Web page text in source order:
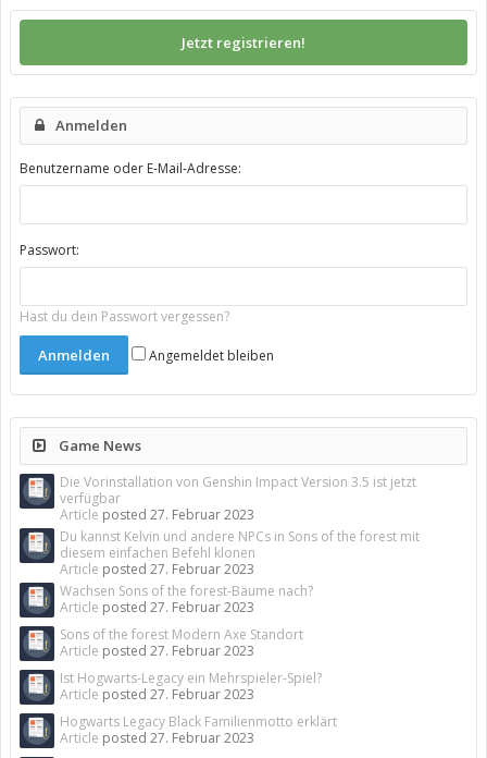
Jetzt registrieren!
Anmelden
Benutzername oder E-Mail-Adresse:
Passwort:
Hast du dein Passwort vergessen?
Angemeldet bleiben
Game News
Die Vorinstallation von Genshin Impact Version 3.5 ist jetzt
verfügbar
Article posted 27. Februar 2023
Du kannst Kelvin und andere NPCs in Sons of the forest mit
diesem einfachen Befehl klonen
Article posted 27. Februar 2023
Wachsen Sons of the forest-Bäume nach?
Article posted 27. Februar 2023
Sons of the forest Modern Axe Standort
Article posted 27. Februar 2023
Ist Hogwarts-Legacy ein Mehrspieler-Spiel?
Article posted 27. Februar 2023
Hogwarts Legacy Black Familienmotto erklärt
Article posted 27. Februar 2023